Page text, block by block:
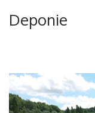
Deponie